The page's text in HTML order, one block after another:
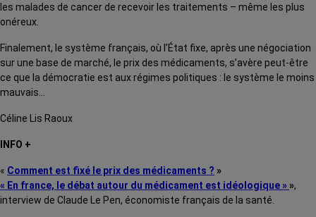
les malades de cancer de recevoir les traitements – même les plus
onéreux.
Finalement, le système français, où l’État fixe, après une négociation
sur une base de marché, le prix des médicaments, s’avère peut-être
ce que la démocratie est aux régimes politiques : le système le moins
mauvais…
Céline Lis Raoux
INFO +
« Comment est fixé le prix des médicaments ? »
« En france, le débat autour du médicament est idéologique » »,
interview de Claude Le Pen, économiste français de la santé.